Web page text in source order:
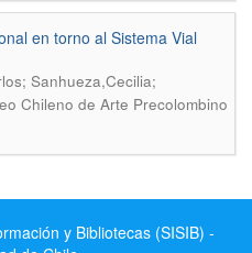
en torno al Sistema Vial
Sanhueza,Cecilia;
Chileno de Arte Precolombino
y Bibliotecas (SISIB) -